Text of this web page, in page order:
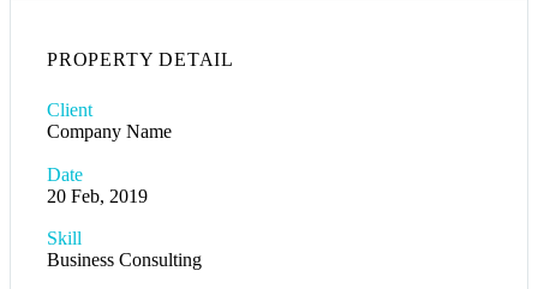
PROPERTY DETAIL
Client
Company Name
Date
20 Feb, 2019
Skill
Business Consulting